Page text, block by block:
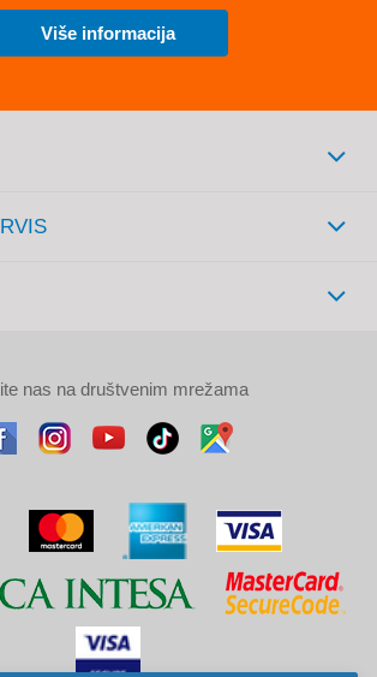
Više informacija
nas na društvenim mrežama